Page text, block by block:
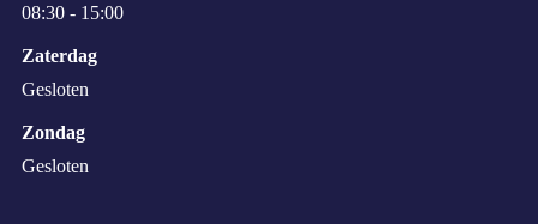
08:30 - 15:00
Zaterdag
Gesloten
Zondag
Gesloten